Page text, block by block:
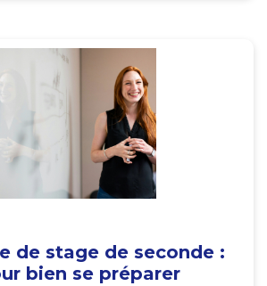
de stage de seconde :
bien se préparer